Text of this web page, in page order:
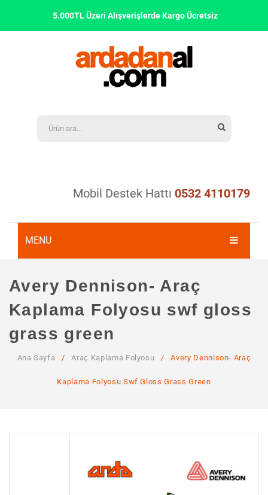
5.000TL Üzeri Alışverişlerde Kargo Ücretsiz
Mobil Destek Hattı 0532 4110179
MENU
KURUMSAL
Hakkımızda
Hizmetlerimiz
Avery Dennison- Araç
Kaplama Folyosu swf gloss
grass green
Ana Sayfa / Araç Kaplama Folyosu / Avery Dennison- Araç
Kaplama Folyosu Swf Gloss Grass Green